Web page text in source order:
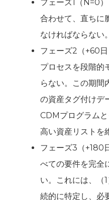
フェーズ1（N=0
合わせて、直ちに
なければならない。
フェーズ2（+60
プロセスを段階的
らない。この期間
の資産タグ付けデ
CDMプログラム
高い資産リストを
フェーズ3（+180
べての要件を完全
い。これには、（
続的に特定し、必